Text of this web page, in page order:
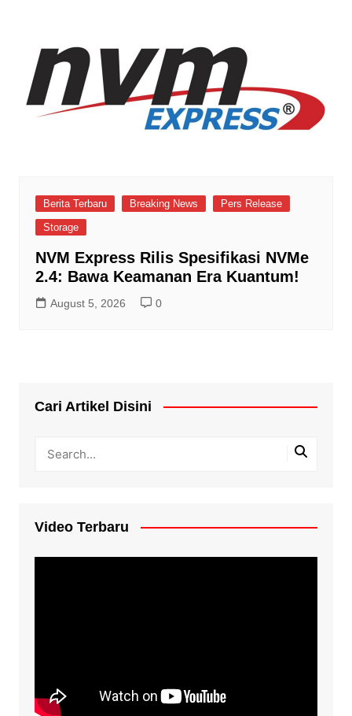
Berita Terbaru Breaking News
Pers Release
Storage
NVM Express Rilis Spesifikasi NVMe
2.4: Bawa Keamanan Era Kuantum!
August 5, 2026 0
Cari Artikel Disini
Video Terbaru